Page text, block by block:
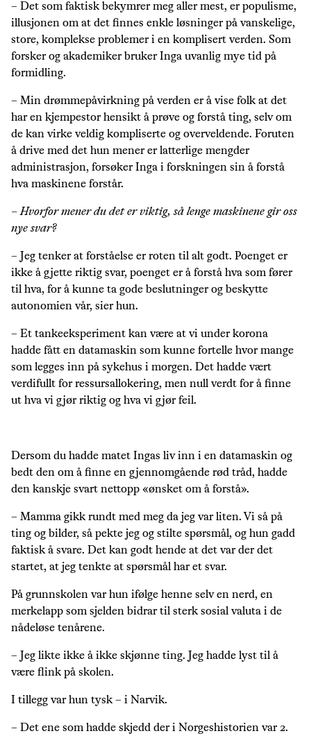
– Det som faktisk bekymrer meg aller mest, er populisme,
illusjonen om at det finnes enkle løsninger på vanskelige,
store, komplekse problemer i en komplisert verden. Som
forsker og akademiker bruker Inga uvanlig mye tid på
formidling.
– Min drømmepåvirkning på verden er å vise folk at det
har en kjempestor hensikt å prøve og forstå ting, selv om
de kan virke veldig kompliserte og overveldende. Foruten
å drive med det hun mener er latterlige mengder
administrasjon, forsøker Inga i forskningen sin å forstå
hva maskinene forstår.
– Hvorfor mener du det er viktig, så lenge maskinene gir oss
nye svar?
– Jeg tenker at forståelse er roten til alt godt. Poenget er
ikke å gjette riktig svar, poenget er å forstå hva som fører
til hva, for å kunne ta gode beslutninger og beskytte
autonomien vår, sier hun.
– Et tankeeksperiment kan være at vi under korona
hadde fått en datamaskin som kunne fortelle hvor mange
som legges inn på sykehus i morgen. Det hadde vært
verdifullt for ressursallokering, men null verdt for å finne
ut hva vi gjør riktig og hva vi gjør feil.
Dersom du hadde matet Ingas liv inn i en datamaskin og
bedt den om å finne en gjennomgående rød tråd, hadde
den kanskje svart nettopp «ønsket om å forstå».
– Mamma gikk rundt med meg da jeg var liten. Vi så på
ting og bilder, så pekte jeg og stilte spørsmål, og hun gadd
faktisk å svare. Det kan godt hende at det var der det
startet, at jeg tenkte at spørsmål har et svar.
På grunnskolen var hun ifølge henne selv en nerd, en
merkelapp som sjelden bidrar til sterk sosial valuta i de
nådeløse tenårene.
– Jeg likte ikke å ikke skjønne ting. Jeg hadde lyst til å
være flink på skolen.
I tillegg var hun tysk – i Narvik.
– Det ene som hadde skjedd der i Norgeshistorien var 2.